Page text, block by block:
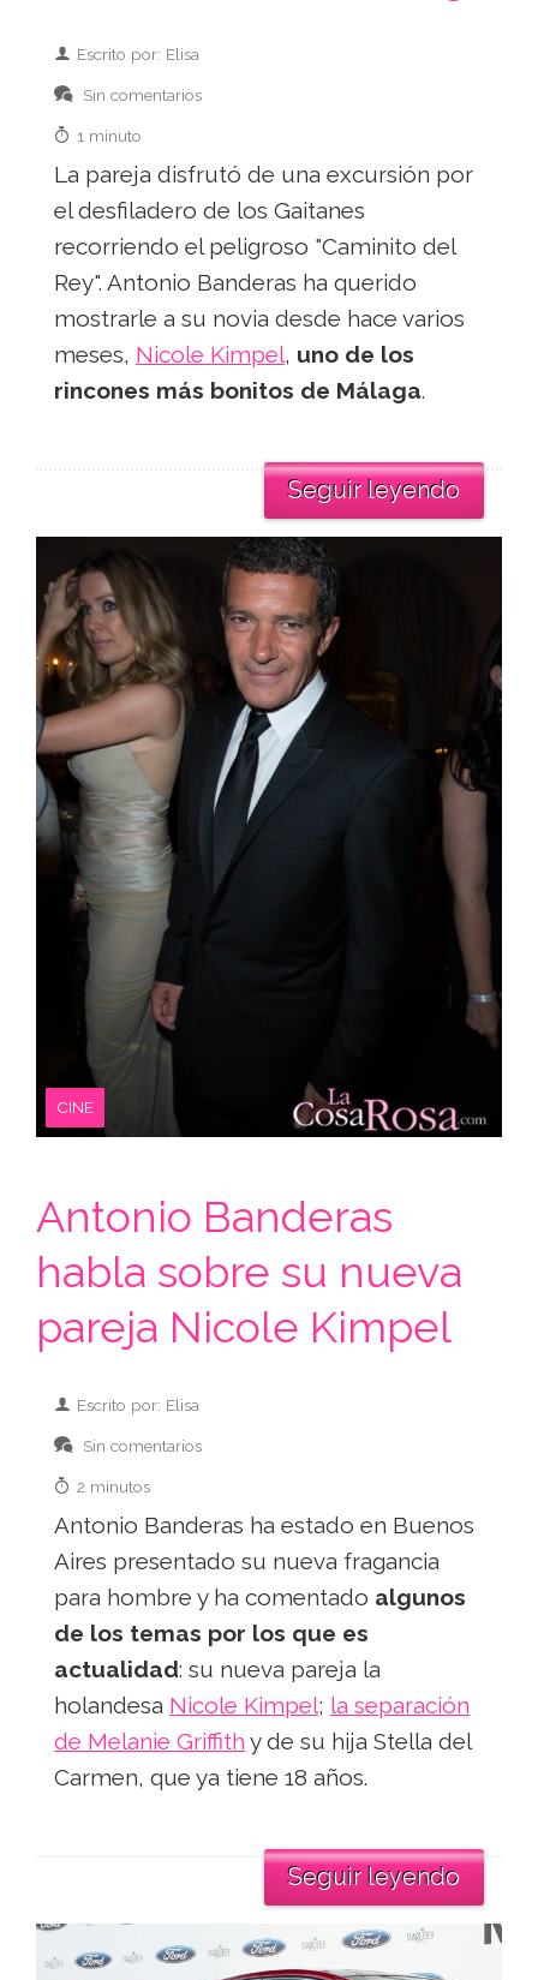
Escrito por: Elisa
Sin comentarios
1 minuto
La pareja disfrutó de una excursión por
el desfiladero de los Gaitanes
recorriendo el peligroso "Caminito del
Rey". Antonio Banderas ha querido
mostrarle a su novia desde hace varios
meses, Nicole Kimpel, uno de los
rincones más bonitos de Málaga.
Seguir leyendo
CINE
Antonio Banderas
habla sobre su nueva
pareja Nicole Kimpel
Escrito por: Elisa
Sin comentarios
2 minutos
Antonio Banderas ha estado en Buenos
Aires presentado su nueva fragancia
para hombre y ha comentado algunos
de los temas por los que es
actualidad: su nueva pareja la
holandesa Nicole Kimpel; la separación
de Melanie Griffith y de su hija Stella del
Carmen, que ya tiene 18 años.
Seguir leyendo